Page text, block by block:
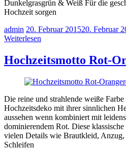
Dunkelgrasgrün & Weiß Für die
Hochzeit sorgen
admin 20. Februar 201520. Februar
Weiterlesen
Hochzeitsmotto Rot-
Die reine und strahlende weiße
Hochzeitsdeko mit ihrer sinnlichen
aussehen wenn kombiniert mit
dominierendem Rot. Diese
vielen Details wie Brautkleid, Anzug,
Schleifen